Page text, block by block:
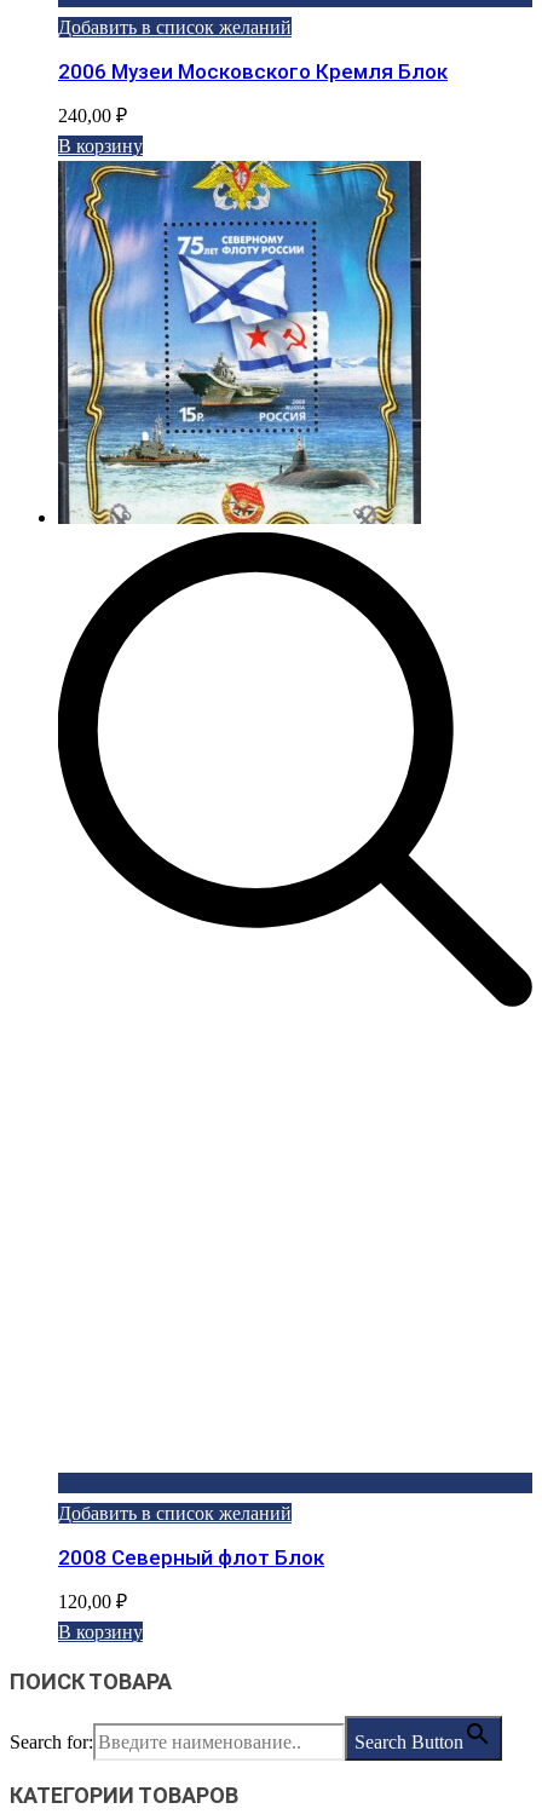
Добавить в список желаний
2006 Музеи Московского Кремля Блок
240,00 ₽
В корзину
Добавить в список желаний
2008 Северный флот Блок
120,00 ₽
В корзину
ПОИСК ТОВАРА
Search for: Search Button
КАТЕГОРИИ ТОВАРОВ